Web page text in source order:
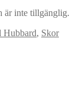
är inte tillgänglig.
Hubbard, Skor